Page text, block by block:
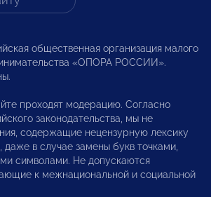
общественная организация малого
«ОПОРА РОССИИ».
проходят модерацию. Согласно
законодательства, мы не
содержащие нецензурную лексику
в случае замены букв точками,
символами. Не допускаются
к межнациональной и социальной